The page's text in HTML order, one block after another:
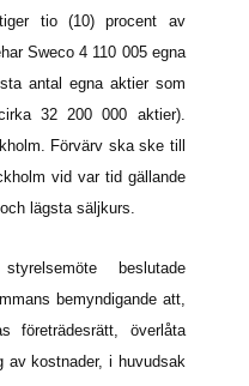
tio (10) procent av
Sweco 4 110 005 egna
antal egna aktier som
32 200 000 aktier).
Förvärv ska ske till
vid var tid gällande
lägsta säljkurs.
beslutade
bemyndigande att,
företrädesrätt, överlåta
av kostnader, i huvudsak